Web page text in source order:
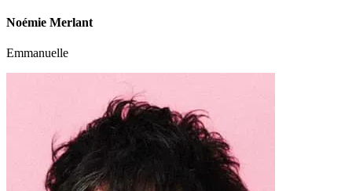
Noémie Merlant
Emmanuelle